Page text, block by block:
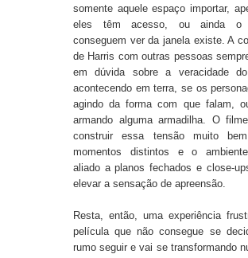
somente aquele espaço importar,
eles têm acesso, ou ainda o
conseguem ver da janela existe. A
de Harris com outras pessoas
em dúvida sobre a veracidade
acontecendo em terra, se os
agindo da forma com que falam,
armando alguma armadilha. O
construir essa tensão muito
momentos distintos e o
aliado a planos fechados e close-
elevar a sensação de apreensão.
Resta, então, uma experiência
película que não consegue se
rumo seguir e vai se transformando